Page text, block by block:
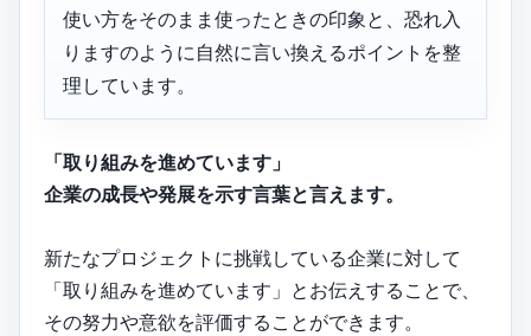
使い方をそのまま使ったときの印象と、恐れ入
りますのように自然に言い換えるポイントを整
理しています。
「取り組みを進めています」
企業の成長や発展を示す言葉と言えます。
新たなプロジェクトに挑戦している企業に対して
「取り組みを進めています」とお伝えすることで、
その努力や意欲を評価することができます。